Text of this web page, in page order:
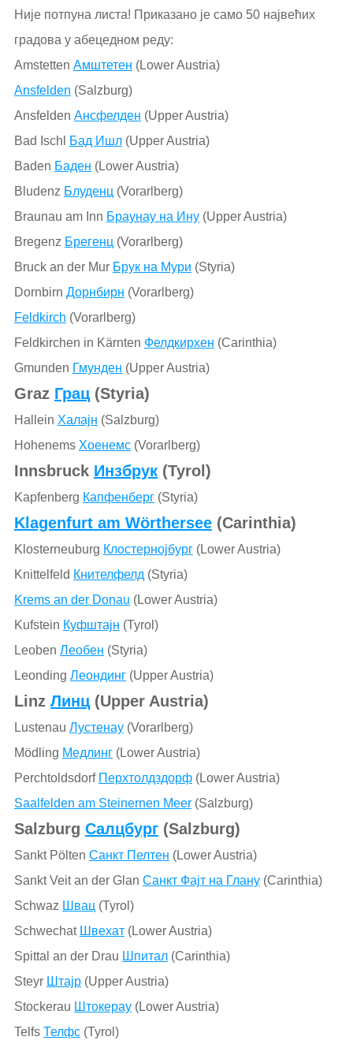
Није потпуна листа! Приказано је само 50 највећих
градова у абецедном реду:
Amstetten Амштетен (Lower Austria)
Ansfelden (Salzburg)
Ansfelden Ансфелден (Upper Austria)
Bad Ischl
Бад Ишл(Upper Austria)
Baden Баден (Lower Austria)
Bludenz Блуденц (Vorarlberg)
Braunau am Inn Браунау на Ину(Upper Austria)
Bregenz Брегенц (Vorarlberg)
Bruck an der Mur Брук на Мури (Styria)
Dornbirn Дорнбирн (Vorarlberg)
Feldkirch (Vorarlberg)
Feldkirchen in Kärnten Фелдкирхен (Carinthia)
Gmunden Гмунден (Upper Austria)
Graz Грац(Styria)
Hallein Халајн (Salzburg)
Hohenems Хоенемс(Vorarlberg)
Innsbruck Инзбрук(Tyrol)
Kapfenberg Капфенберг(Styria)
Klagenfurt am Wörthersee(Carinthia)
Klosterneuburg Клостернојбург(Lower Austria)
Knittelfeld Кнителфелд (Styria)
Krems an der Donau (Lower Austria)
Kufstein Куфштајн (Tyrol)
Leoben Леобен (Styria)
Leonding Леондинг(Upper Austria)
Linz Линц(Upper Austria)
Lustenau Лустенау(Vorarlberg)
Mödling Медлинг(Lower Austria)
Perchtoldsdorf Перхтолдздорф(Lower Austria)
Saalfelden am Steinernen Meer(Salzburg)
Salzburg Салцбург(Salzburg)
Sankt Pölten Санкт Пелтен (Lower Austria)
Sankt Veit an der Glan Санкт Фајт на Глану(Carinthia)
Schwaz Швац (Tyrol)
Schwechat Швехат(Lower Austria)
Spittal an der Drau Шпитал(Carinthia)
Steyr Штајр(Upper Austria)
Stockerau Штокерау(Lower Austria)
Telfs Телфс(Tyrol)